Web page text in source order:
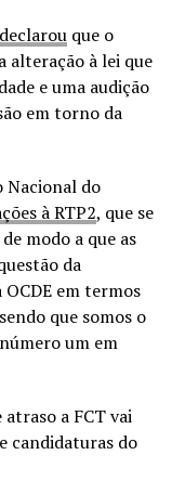
que o
alteração à lei que
e uma audição
em torno da
Nacional do
à RTP2, que se
modo a que as
da
em termos
que somos o
um em
a FCT vai
candidaturas do